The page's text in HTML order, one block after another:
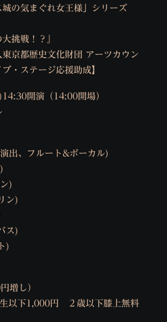
の気まぐれ女王様」シリーズ
挑戦！？』
京都歴史文化財団 アーツカウン
・ステージ応援助成】
開演（14:00開場）
出、フルート&ボーカル)
)
ン)
ス)
)
増し）
以下1,000円 ２歳以下膝上無料